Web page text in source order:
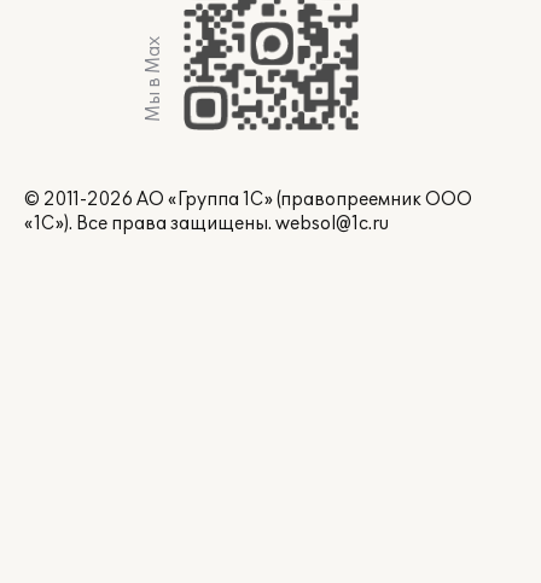
Мы в Max
© 2011-2026 АО «Группа 1С» (правопреемник ООО
«1С»). Все права защищены. websol@1c.ru